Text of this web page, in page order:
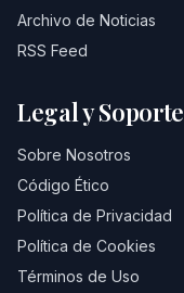
Archivo de Noticias
RSS Feed
Legal y Soporte
Sobre Nosotros
Código Ético
Política de Privacidad
Política de Cookies
Términos de Uso